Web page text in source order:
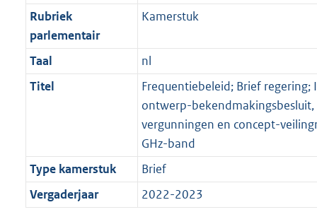
Rubriek
parlementair
Kamerstuk
Taal
nl
Titel
Frequentiebeleid; Brief regering;
ontwerp-
vergunningen en concept-
GHz-band
Type kamerstuk
Brief
Vergaderjaar
2022-2023